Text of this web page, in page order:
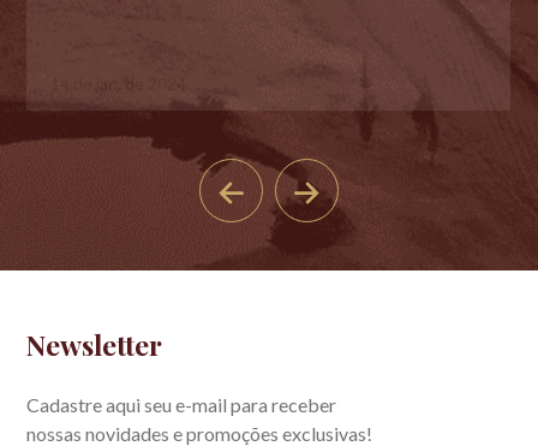
Newsletter
Cadastre aqui seu e-mail para receber
nossas novidades e promoções exclusivas!